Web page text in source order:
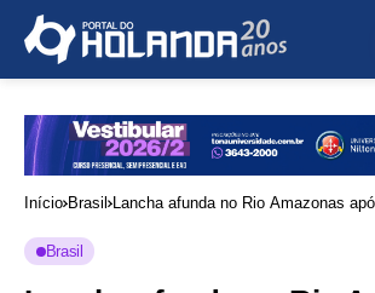
Início Brasil
Lancha afunda no Rio Amazonas
Brasil